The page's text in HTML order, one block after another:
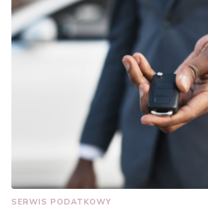
SERWIS PODATKOWY